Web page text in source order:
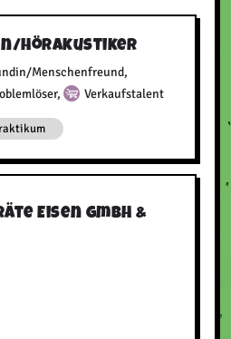
​Hörakustiker
Menschenfreund,
, Verkaufstalent
Eisen GmbH &